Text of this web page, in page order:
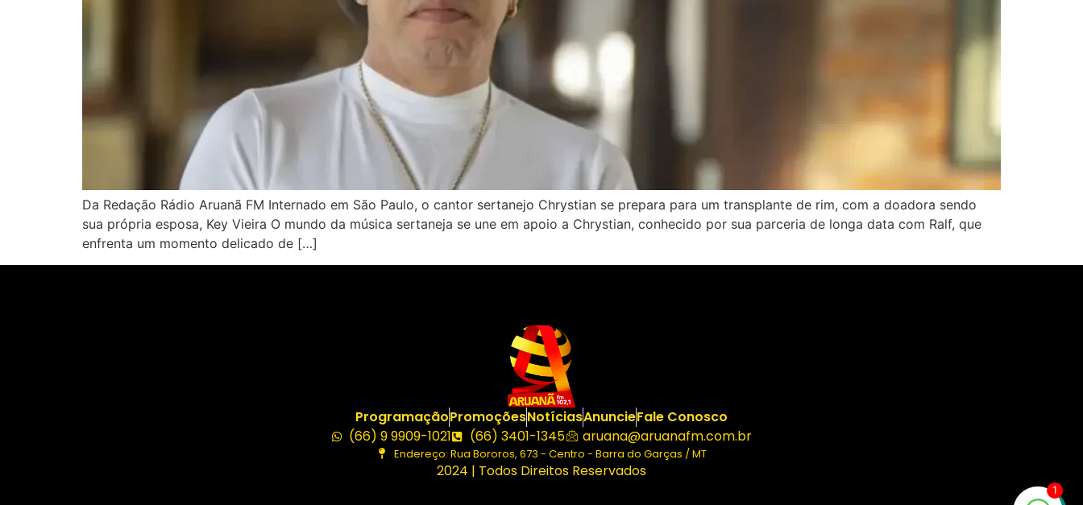
Da Redação Rádio Aruanã FM Internado em São Paulo, o cantor sertanejo Chrystian se prepara para um transplante de rim, com a doadora sendo
sua própria esposa, Key Vieira O mundo da música sertaneja se une em apoio a Chrystian, conhecido por sua parceria de longa data com Ralf, que
enfrenta um momento delicado de […]
ProgramaçãoPromoçõesNotíciasAnuncieFale Conosco
(66) 9 9909-1021
(66) 3401-1345 aruana@aruanafm.com.br
Endereço: Rua Bororos, 673 - Centro - Barra do Garças / MT
2024 | Todos Direitos Reservados
1